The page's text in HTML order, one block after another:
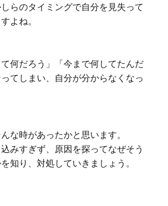
らのタイミングで自分を見失って
よね。
て何だろう」「今まで何してたんだ
てしまい、自分が分からなくなっ
な時があったかと思います。
みすぎず、原因を探ってなぜそう
知り、対処していきましょう。